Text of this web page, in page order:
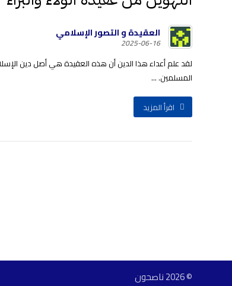
العقيدة و التصور الإسلامي
2025-06-16
لقد علم أعداء هذا الدين أن هذه العقيدة هي أصل دين
المسلمين. ...
اقرأ المزيد
© 2026 ناصحون